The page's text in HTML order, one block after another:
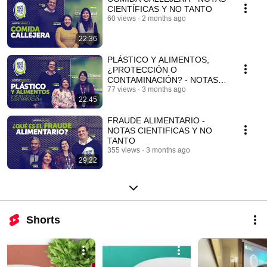
22:36
CIENTÍFICAS Y NO TANTO
60 views 2 months ago
22:45
PLÁSTICO Y ALIMENTOS,
¿PROTECCIÓN O
CONTAMINACIÓN? - NOTAS
CIENTÍFICAS Y NO TANTO
77 views 3 months ago
29:22
FRAUDE ALIMENTARIO -
NOTAS CIENTIFICAS Y NO
TANTO
355 views 3 months ago
Shorts